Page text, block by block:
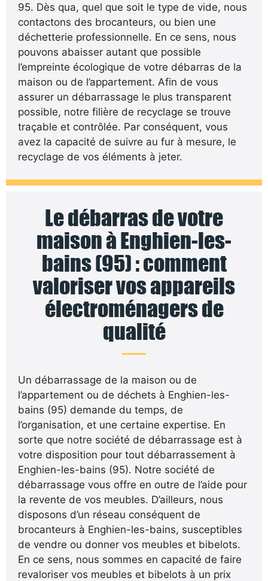
95. Dès qua, quel que soit le type de vide, nous
contactons des brocanteurs, ou bien une
déchetterie professionnelle. En ce sens, nous
pouvons abaisser autant que possible
l’empreinte écologique de votre débarras de la
maison ou de l’appartement. Afin de vous
assurer un débarrassage le plus transparent
possible, notre filière de recyclage se trouve
traçable et contrôlée. Par conséquent, vous
avez la capacité de suivre au fur à mesure, le
recyclage de vos éléments à jeter.
Le débarras de votre
maison à Enghien-les-
bains (95) : comment
valoriser vos appareils
électroménagers de
qualité
Un débarrassage de la maison ou de
l’appartement ou de déchets à Enghien-les-
bains (95) demande du temps, de
l’organisation, et une certaine expertise. En
sorte que notre société de débarrassage est à
votre disposition pour tout débarrassement à
Enghien-les-bains (95). Notre société de
débarrassage vous offre en outre de l’aide pour
la revente de vos meubles. D’ailleurs, nous
disposons d’un réseau conséquent de
brocanteurs à Enghien-les-bains, susceptibles
de vendre ou donner vos meubles et bibelots.
En ce sens, nous sommes en capacité de faire
revaloriser vos meubles et bibelots à un prix